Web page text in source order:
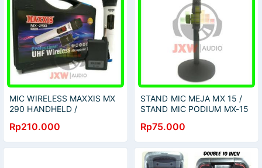
MIC WIRELESS MAXXIS MX
290 HANDHELD /
Rp210.000
STAND MIC MEJA MX 15 /
STAND MIC PODIUM MX-15
Rp75.000